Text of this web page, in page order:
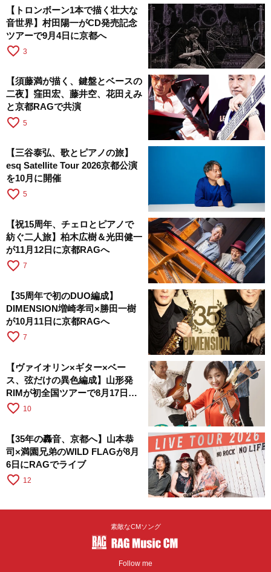
【トロンボーン1本で描く壮大な
音世界】村田陽一がCD発売記念
ツアーで9月4日に京都へ
favorite_border 3
【須藤満が描く、鍵盤とベースの
二夜】窪田宏、藤井空、花田えみ
と京都RAGで共演
favorite_border 5
【三谷泰弘、歌とピアノの旅】
esq Satellite Tour 2026京都公演
を10月に開催
favorite_border 5
【祝15周年、チェロとピアノで
紡ぐ二人旅】柏木広樹＆光田健一
が11月12日に京都RAGへ
favorite_border 7
【35周年で初のDUO編成】
DIMENSION増崎孝司×勝田一樹
が10月11日に京都RAGへ
favorite_border 7
【ヴァイオリン×ギター×ベー
ス、弦だけの異色編成】山形発
RIMが初全国ツアーで8月17日に
RAGへ
favorite_border 10
【35年の轟音、京都へ】山本恭
司×満園兄弟のWILD FLAGが8月
6日にRAGでライブ
favorite_border 12
素敵なCMソング
Follow me